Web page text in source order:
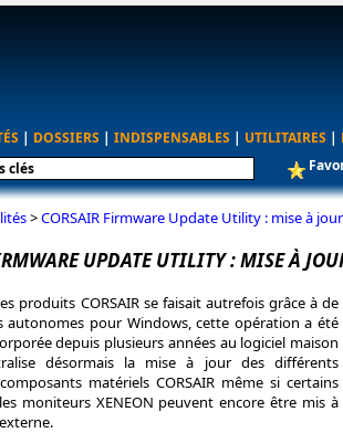
| DOSSIERS | INDISPENSABLES | UTILITAIRES |
>CORSAIR Firmware Update Utility : mise à
UPDATE UTILITY : MISE À
produits CORSAIR se faisait autrefois grâce à de
autonomes pour Windows, cette opération a été
depuis plusieurs années au logiciel maison
désormais la mise à jour des différents
matériels CORSAIR même si certains
moniteurs XENEON peuvent encore être mis à